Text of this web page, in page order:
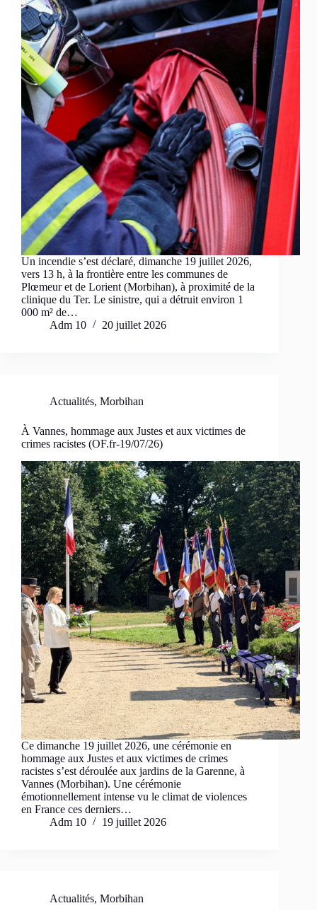
Un incendie s’est déclaré, dimanche 19 juillet 2026,
vers 13 h, à la frontière entre les communes de
Plœmeur et de Lorient (Morbihan), à proximité de la
clinique du Ter. Le sinistre, qui a détruit environ 1
000 m² de…
Adm 10
20 juillet 2026
Actualités, Morbihan
À Vannes, hommage aux Justes et aux victimes de
crimes racistes (OF.fr-19/07/26)
Ce dimanche 19 juillet 2026, une cérémonie en
hommage aux Justes et aux victimes de crimes
racistes s’est déroulée aux jardins de la Garenne, à
Vannes (Morbihan). Une cérémonie
émotionnellement intense vu le climat de violences
en France ces derniers…
Adm 10
19 juillet 2026
Actualités, Morbihan